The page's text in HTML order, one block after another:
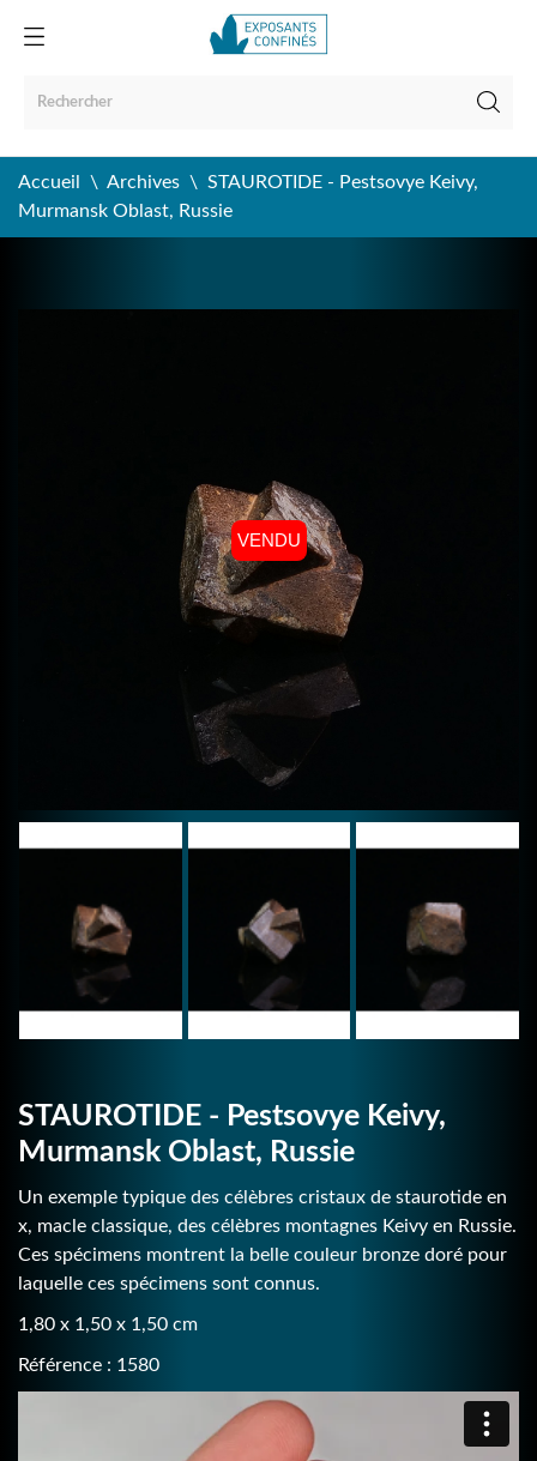
Accueil Archives
STAUROTIDE - Pestsovye Keivy,
Murmansk Oblast, Russie
VENDU
STAUROTIDE - Pestsovye Keivy,
Murmansk Oblast, Russie
Un exemple typique des célèbres cristaux de staurotide en
x, macle classique, des célèbres montagnes Keivy en Russie.
Ces spécimens montrent la belle couleur bronze doré pour
laquelle ces spécimens sont connus.
1,80 x 1,50 x 1,50 cm
Référence : 1580